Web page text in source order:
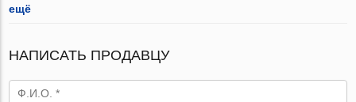
ещё
НАПИСАТЬ ПРОДАВЦУ